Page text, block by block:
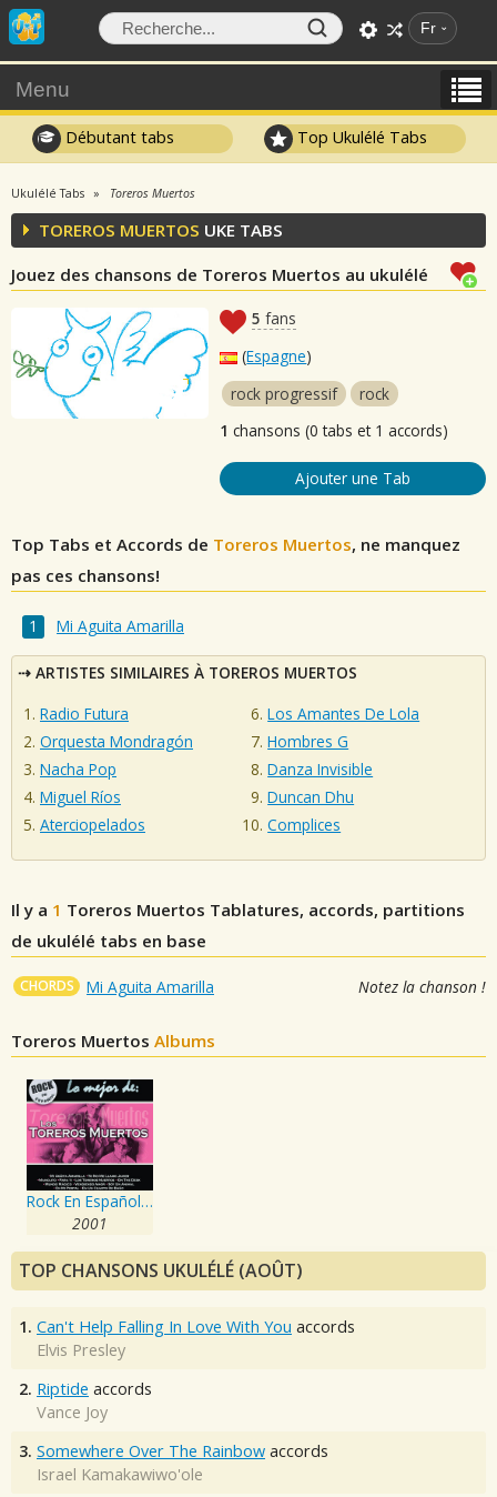
Fr
Menu
Débutant tabs Top Ukulélé Tabs
Ukulélé Tabs Toreros Muertos
TOREROS MUERTOS UKE TABS
Jouez des chansons de Toreros Muertos au ukulélé
5 fans
(Espagne)
rock progressif
rock
1 chansons (0 tabs et 1 accords)
Ajouter une Tab
Top Tabs et Accords de Toreros Muertos, ne manquez
pas ces chansons!
Mi Aguita Amarilla
ARTISTES SIMILAIRES À TOREROS MUERTOS
Radio Futura
Orquesta Mondragón
Nacha Pop
Miguel Ríos
Aterciopelados
Los Amantes De Lola
Hombres G
Danza Invisible
Duncan Dhu
Complices
Il y a 1 Toreros Muertos Tablatures, accords, partitions
de ukulélé tabs en base
CHORDS Mi Aguita Amarilla Notez la chanson !
Toreros Muertos Albums
Rock En Español - Lo Mejor De Toreros Muertos
2001
TOP CHANSONS UKULÉLÉ (AOÛT)
1. Can't Help Falling In Love With You accords
Elvis Presley
2. Riptide accords
Vance Joy
3. Somewhere Over The Rainbow accords
Israel Kamakawiwo'ole